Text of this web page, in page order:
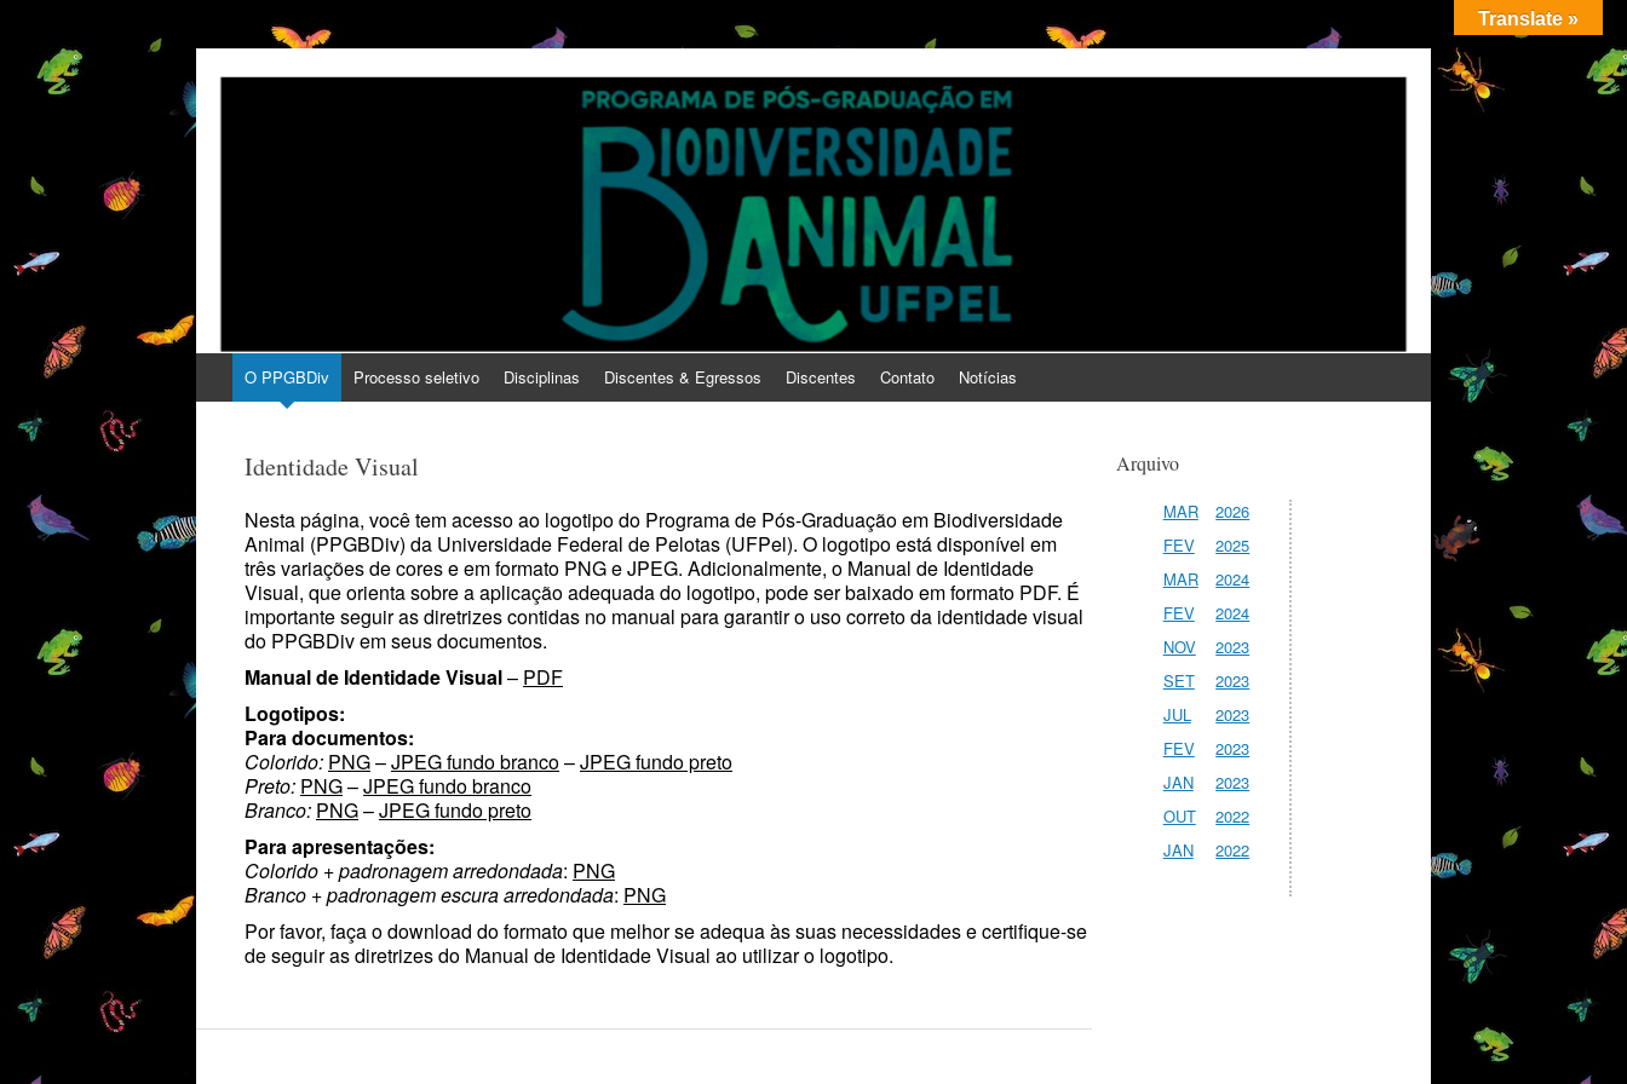
para
O PPGBDiv Processo seletivo Disciplinas Discentes & Egressos Discentes Contato Notícias
Identidade Visual
Nesta página, você tem acesso ao logotipo do Programa de Pós-Graduação em Biodiversidade
Animal (PPGBDiv) da Universidade Federal de Pelotas (UFPel). O logotipo está disponível em
três variações de cores e em formato PNG e JPEG. Adicionalmente, o Manual de Identidade
Visual, que orienta sobre a aplicação adequada do logotipo, pode ser baixado em formato PDF. É
importante seguir as diretrizes contidas no manual para garantir o uso correto da identidade visual
do PPGBDiv em seus documentos.
Manual de Identidade Visual– PDF
Logotipos:
Para documentos:
Colorido: PNG–JPEG fundo branco–JPEG fundo preto
Preto: PNG–JPEG fundo branco
Branco: PNG–JPEG fundo preto
Para apresentações:
Colorido + padronagem arredondada: PNG
Branco + padronagem escura arredondada: PNG
Por favor, faça o download do formato que melhor se adequa às suas necessidades e certifique-se
de seguir as diretrizes do Manual de Identidade Visual ao utilizar o logotipo.
Arquivo
MAR
2026
FEV
2025
MAR
2024
FEV
2024
NOV
2023
SET
2023
JUL
2023
FEV
2023
JAN
2023
OUT
2022
JAN
2022
Translate »